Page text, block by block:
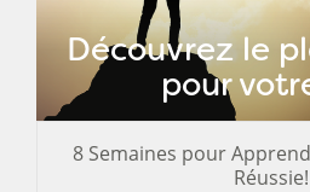
Découvrez le
pour
8 Semaines pour
Réussie!